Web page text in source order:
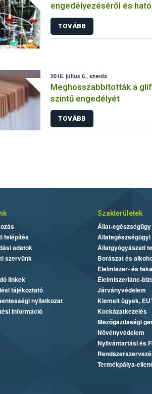
engedélyezéséről és
vizsgálatáról
TOVÁBB
2016. július 6., szerda
Meghosszabbították a
szintű engedélyét
TOVÁBB
felépítés
adatok
szervünk
linkek
tájékoztató
nyilatkozat
információ
Szakterületek
Állat-
Állatgyógyászati
Borászat és
Élelmiszer- és
Élelmiszerlánc-
Járványvédelem
Kiemelt ügyek,
Kockázatkezelés
Mezőgazdasági
Növényvédelem
Nyilvántartási és
Termékpálya-